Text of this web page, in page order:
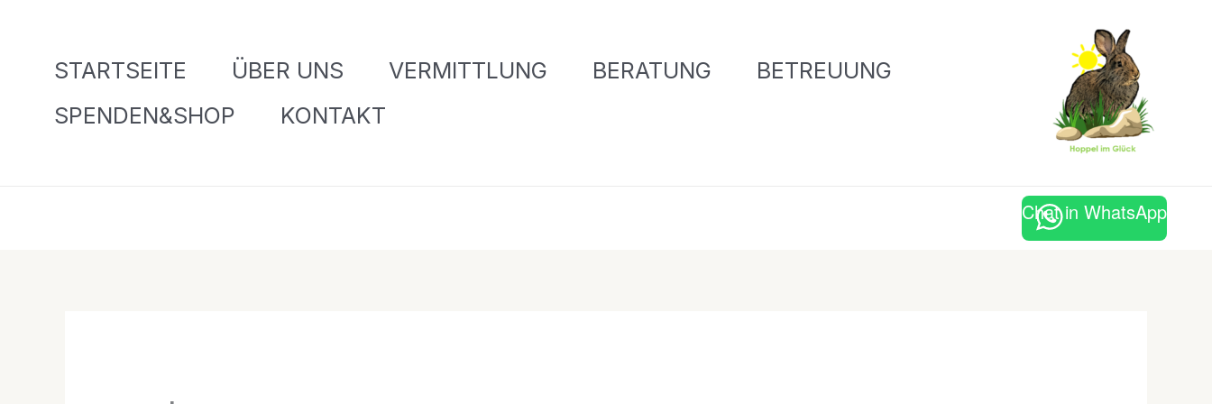
springenSTARTSEITE ÜBER UNS VERMITTLUNG BERATUNG
BETREUUNG
SPENDEN&SHOP
KONTAKT
Chat in WhatsApp